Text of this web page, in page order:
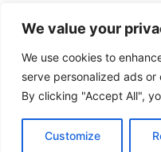
We value your
We use cookies to
serve personalized ads
By clicking "Accept All",
Customize